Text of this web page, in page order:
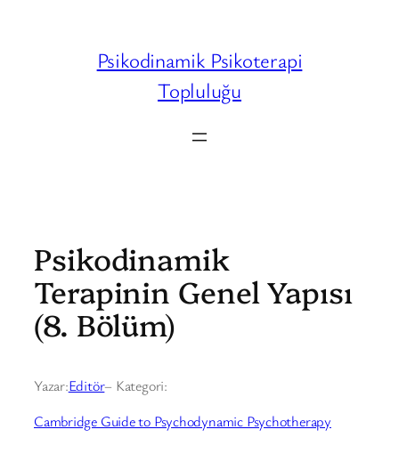
Psikodinamik Psikoterapi
Topluluğu
Psikodinamik
Terapinin Genel Yapısı
(8. Bölüm)
Yazar:Editör– Kategori:
Cambridge Guide to Psychodynamic Psychotherapy